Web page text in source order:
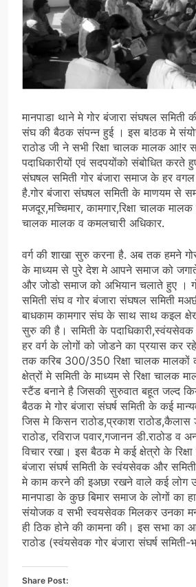
मानपाडा थाने मे गोर बंजारा संघषल समिती
संघ की बैठक संपन्न हुई । इस ब!ठक मे
राठोड जी ने सभी रिक्षा चालक मालक आ!र
पदाधिकारीयों एवं सदपयोंको संबोधित करते
संघषल समिती गोर बंजारा समाज के हर
है.गोर बंजारा संघषल समिती के माणयम से
मजदूर,मच्चिमार, कामगार,रिक्षा चालक
चालक मालक व कमलचारी अधिकार.
वर्ग की शाखा सुरु करना है. अब तक हमने
के माध्यम से पुरे देश मे आपने समाज को
और जोडो समाज को अभियान चलाते हुए ।
समिती संघ व गोर बंजारा संघषल समिती
बाधकाम कामगार संघ के साथ साथ कइल
सुरु की है। समिती के पदाधिकारी,स्वंयसेवक
हर वर्ग के लोगों को जोडने का प्रयास कर
तक करिब 300/350 रिक्षा चालक
क्षेत्रों मे समिती के माध्यम से रिक्षा चालक
स्टैंड बनाने है जिसकी सुरुवात बहूत जल्द
बैठक मे गोर बंजारा संघर्ष समिती के कई
जिस मे किसन राठोड,प्रकाश राठोड,कैलास
राठोड, रविराज पवार,गजानन डी.राठोड
विचार रखा। इस बैठक मे कई क्षेत्रो के
बंजारा संघर्ष समिती के स्वंयसेवक और
मे काम करने की इअछा रखने वाले कई लोग
मानपाडा के कुछ बिमार समाज के लोगों का
संयोजक व सभी स्वयसेवक मिलकर उनका
ही ठिक होने की कामना की। इस सभा का
राठोड (स्वंयसेवक गोर बंजारा संघर्ष समिती-
Share Post: